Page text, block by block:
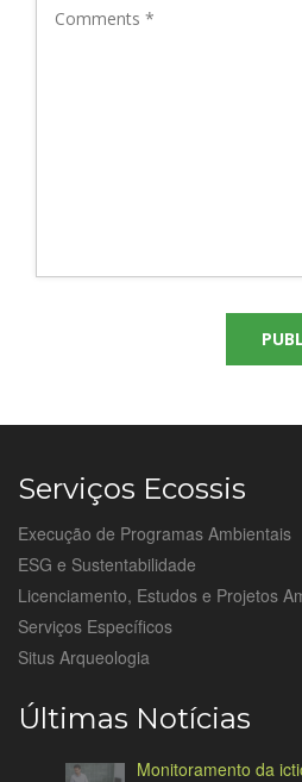
Serviços Ecossis
Execução de Programas Ambientais
ESG e Sustentabilidade
Licenciamento, Estudos e Projetos
Serviços Específicos
Situs Arqueologia
Últimas Notícias
Monitoramento da